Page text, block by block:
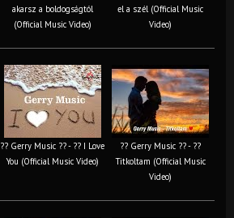
akarsz a boldogságtól
(Official Music Video)
el a szél (Official Music
Video)
?? Gerry Music ?? - ?? I Love
You (Official Music Video)
?? Gerry Music ?? - ??
Titkoltam (Official Music
Video)